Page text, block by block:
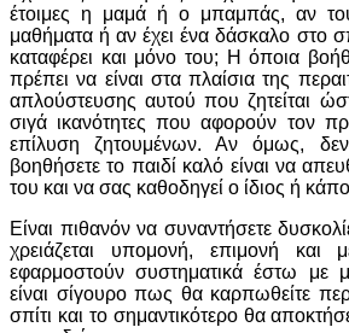
έτοιμες η μαμά ή ο μπαμπάς, αν
μαθήματα ή αν έχει ένα δάσκαλο στο
καταφέρει και μόνο του; Η όποια
πρέπει να είναι στα πλαίσια της
απλούστευσης αυτού που ζητείται
σιγά ικανότητες που αφορούν τον
επίλυση ζητουμένων. Αν όμως,
βοηθήσετε το παιδί καλό είναι να
του και να σας καθοδηγεί ο ίδιος ή
Είναι πιθανόν να συναντήσετε
χρειάζεται υπομονή, επιμονή και
εφαρμοστούν συστηματικά έστω με
είναι σίγουρο πως θα καρπωθείτε
σπίτι και το σημαντικότερο θα